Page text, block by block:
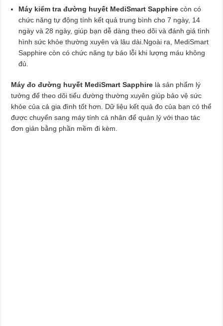
Máy kiểm tra đường huyết MediSmart Sapphirecòn có
chức năng tự động tính kết quả trung bình cho 7 ngày, 14
ngày và 28 ngày, giúp bạn dễ dàng theo dõi và đánh giá tình
hình sức khỏe thường xuyên và lâu dài.Ngoài ra, MediSmart
Sapphire còn có chức năng tự báo lỗi khi lượng máu không
đủ.
Máy đo đường huyết MediSmart Sapphire là sản phẩm lý
tưởng để theo dõi tiểu đường thường xuyên giúp bảo vệ sức
khỏe của cả gia đình tốt hơn. Dữ liệu kết quả đo của bạn có thể
được chuyển sang máy tính cá nhân để quản lý với thao tác
đơn giản bằng phần mềm đi kèm.